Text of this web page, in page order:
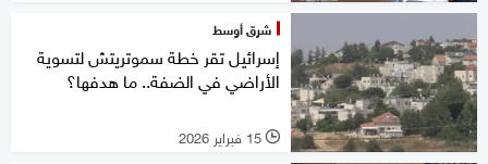
شرق أوسط
إسرائيل تقر خطة سموتريتش لتسوية
الأراضي في الضفة.. ما هدفها؟
l 15 فبراير 2026